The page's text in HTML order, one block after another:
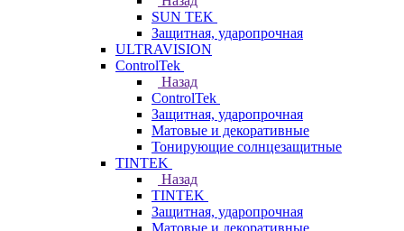
SUN TEK
Защитная, ударопрочная
ULTRAVISION
ControlTek
Назад
ControlTek
Защитная, ударопрочная
Матовые и декоративные
Тонирующие солнцезащитные
TINTEK
Назад
TINTEK
Защитная, ударопрочная
Матовые и декоративные